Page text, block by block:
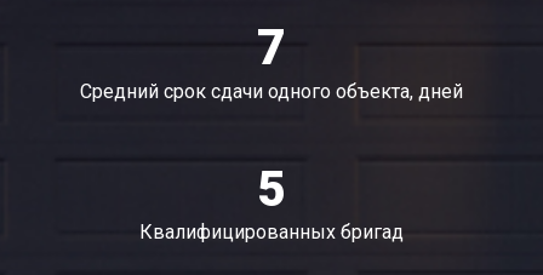
7
Средний срок сдачи одного объекта, дней
5
Квалифицированных бригад